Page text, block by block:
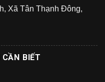
Xã Tân Thạnh Đông,
CẦN BIẾT